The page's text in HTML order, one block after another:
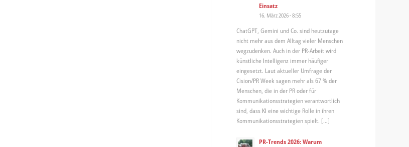
Einsatz
16. März 2026 - 8:55
ChatGPT, Gemini und Co. sind heutzutage
nicht mehr aus dem Alltag vieler Menschen
wegzudenken. Auch in der PR-Arbeit wird
künstliche Intelligenz immer häufiger
eingesetzt. Laut aktueller Umfrage der
Cision/PR Week sagen mehr als 67 % der
Menschen, die in der PR oder für
Kommunikationsstrategien verantwortlich
sind, dass KI eine wichtige Rolle in ihren
Kommunikationsstrategien spielt. […]
PR-Trends 2026: Warum